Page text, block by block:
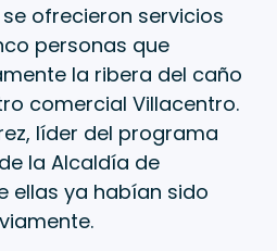
ofrecieron servicios
personas que
la ribera del caño
comercial Villacentro.
líder del programa
la Alcaldía de
ellas ya habían sido